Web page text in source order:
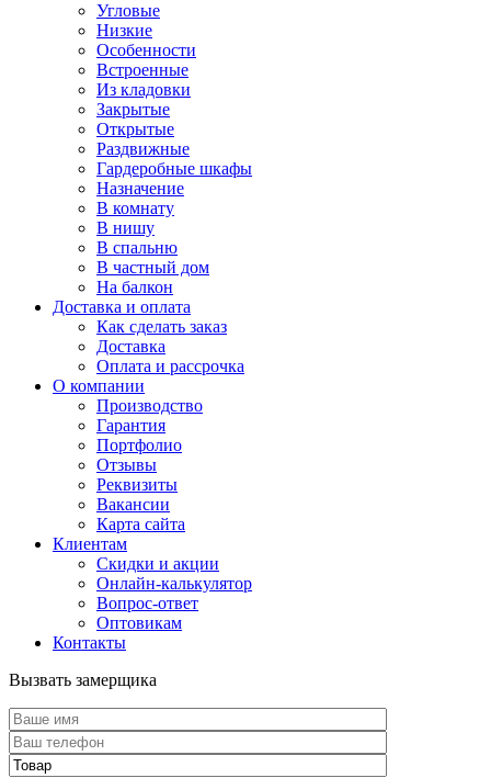
Угловые
Низкие
Особенности
Встроенные
Из кладовки
Закрытые
Открытые
Раздвижные
Гардеробные шкафы
Назначение
В комнату
В нишу
В спальню
В частный дом
На балкон
Доставка и оплата
Как сделать заказ
Доставка
Оплата и рассрочка
О компании
Производство
Гарантия
Портфолио
Отзывы
Реквизиты
Вакансии
Карта сайта
Клиентам
Скидки и акции
Онлайн-калькулятор
Вопрос-ответ
Оптовикам
Контакты
Вызвать замерщика